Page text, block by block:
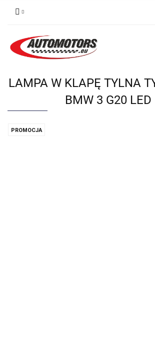
LAMPA W KLAPĘ TYLNA
BMW 3 G20 LED
PROMOCJA